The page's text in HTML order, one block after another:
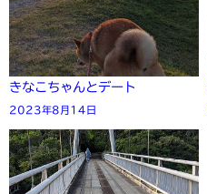
きなこちゃんとデート
2023年8月14日